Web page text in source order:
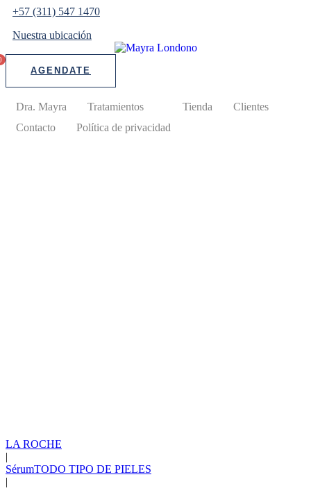
+57 (311) 547 1470
Nuestra ubicación
AGENDATE
Dra. Mayra Tratamientos Tienda
Clientes
Contacto
Política de privacidad
LA ROCHE
|
SérumTODO TIPO DE PIELES
|